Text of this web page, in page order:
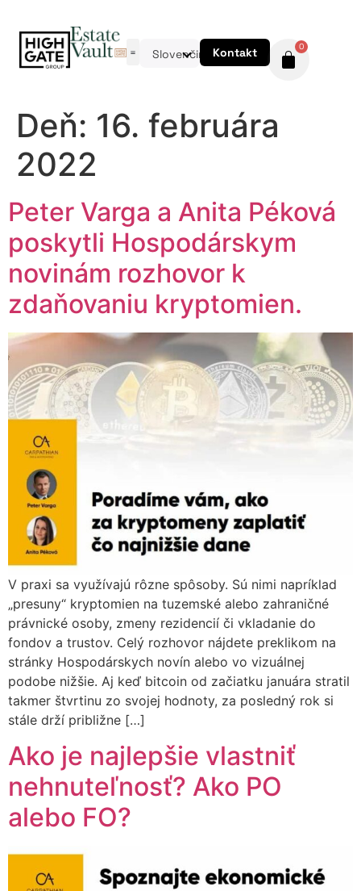
Slovenčina Kontakt 0
Deň: 16. februára
2022
Peter Varga a Anita Péková
poskytli Hospodárskym
novinám rozhovor k
zdaňovaniu kryptomien.
V praxi sa využívajú rôzne spôsoby. Sú nimi napríklad
„presuny“ kryptomien na tuzemské alebo zahraničné
právnické osoby, zmeny rezidencií či vkladanie do
fondov a trustov. Celý rozhovor nájdete preklikom na
stránky Hospodárskych novín alebo vo vizuálnej
podobe nižšie. Aj keď bitcoin od začiatku januára stratil
takmer štvrtinu zo svojej hodnoty, za posledný rok si
stále drží približne […]
Ako je najlepšie vlastniť
nehnuteľnosť? Ako PO
alebo FO?